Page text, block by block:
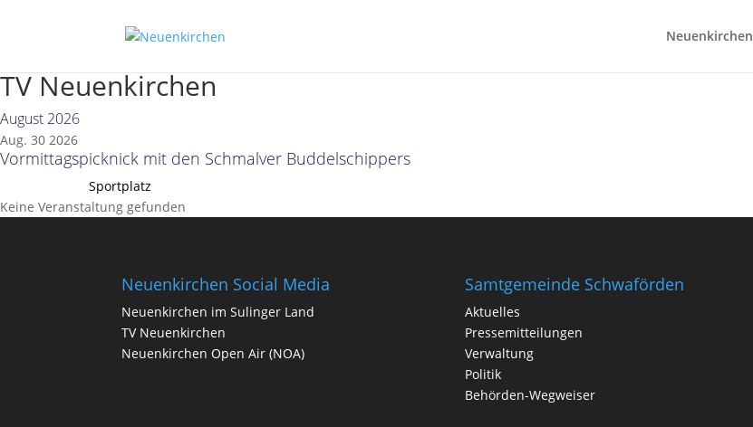
Neuenkirchen
TV Neuenkirchen
August 2026
Aug. 30 2026
Vormittagspicknick mit den Schmalver Buddelschippers
Sportplatz
Keine Veranstaltung gefunden
Neuenkirchen Social Media
Neuenkirchen im Sulinger Land
TV Neuenkirchen
Neuenkirchen Open Air (NOA)
Samtgemeinde Schwaförden
Aktuelles
Pressemitteilungen
Verwaltung
Politik
Behörden-Wegweiser